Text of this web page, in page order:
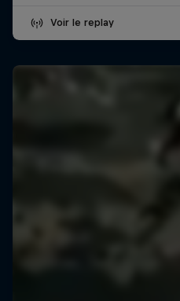
Voir le replay